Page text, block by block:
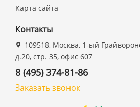
Карта сайта
Контакты
109518, Москва, 1-ый
д.20, стр. 35, офис 607
8 (495) 374-81-86
Заказать звонок